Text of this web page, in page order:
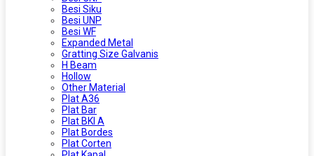
Besi Siku
Besi UNP
Besi WF
Expanded Metal
Gratting Size Galvanis
H Beam
Hollow
Other Material
Plat A36
Plat Bar
Plat BKI A
Plat Bordes
Plat Corten